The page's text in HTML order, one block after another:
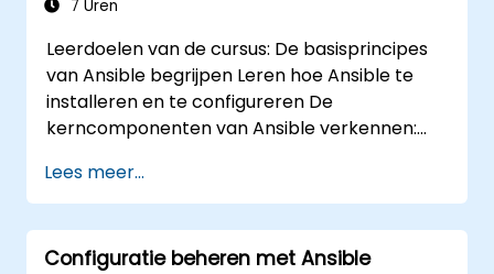
7 Uren
Leerdoelen van de cursus: De basisprincipes
van Ansible begrijpen Leren hoe Ansible te
installeren en te configureren De
kerncomponenten van Ansible verkennen:
Automatiseringsopdrachten implementeren
met behulp van Ansible Ansible Playbooks
uitvoeren om externe servers te beheren en
te automatiseren
Lees meer...
Configuratie beheren met Ansible